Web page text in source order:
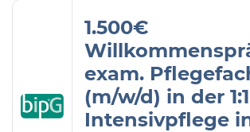
1.500€
exam.
(m/w/d) in der 1:1
Intensivpflege